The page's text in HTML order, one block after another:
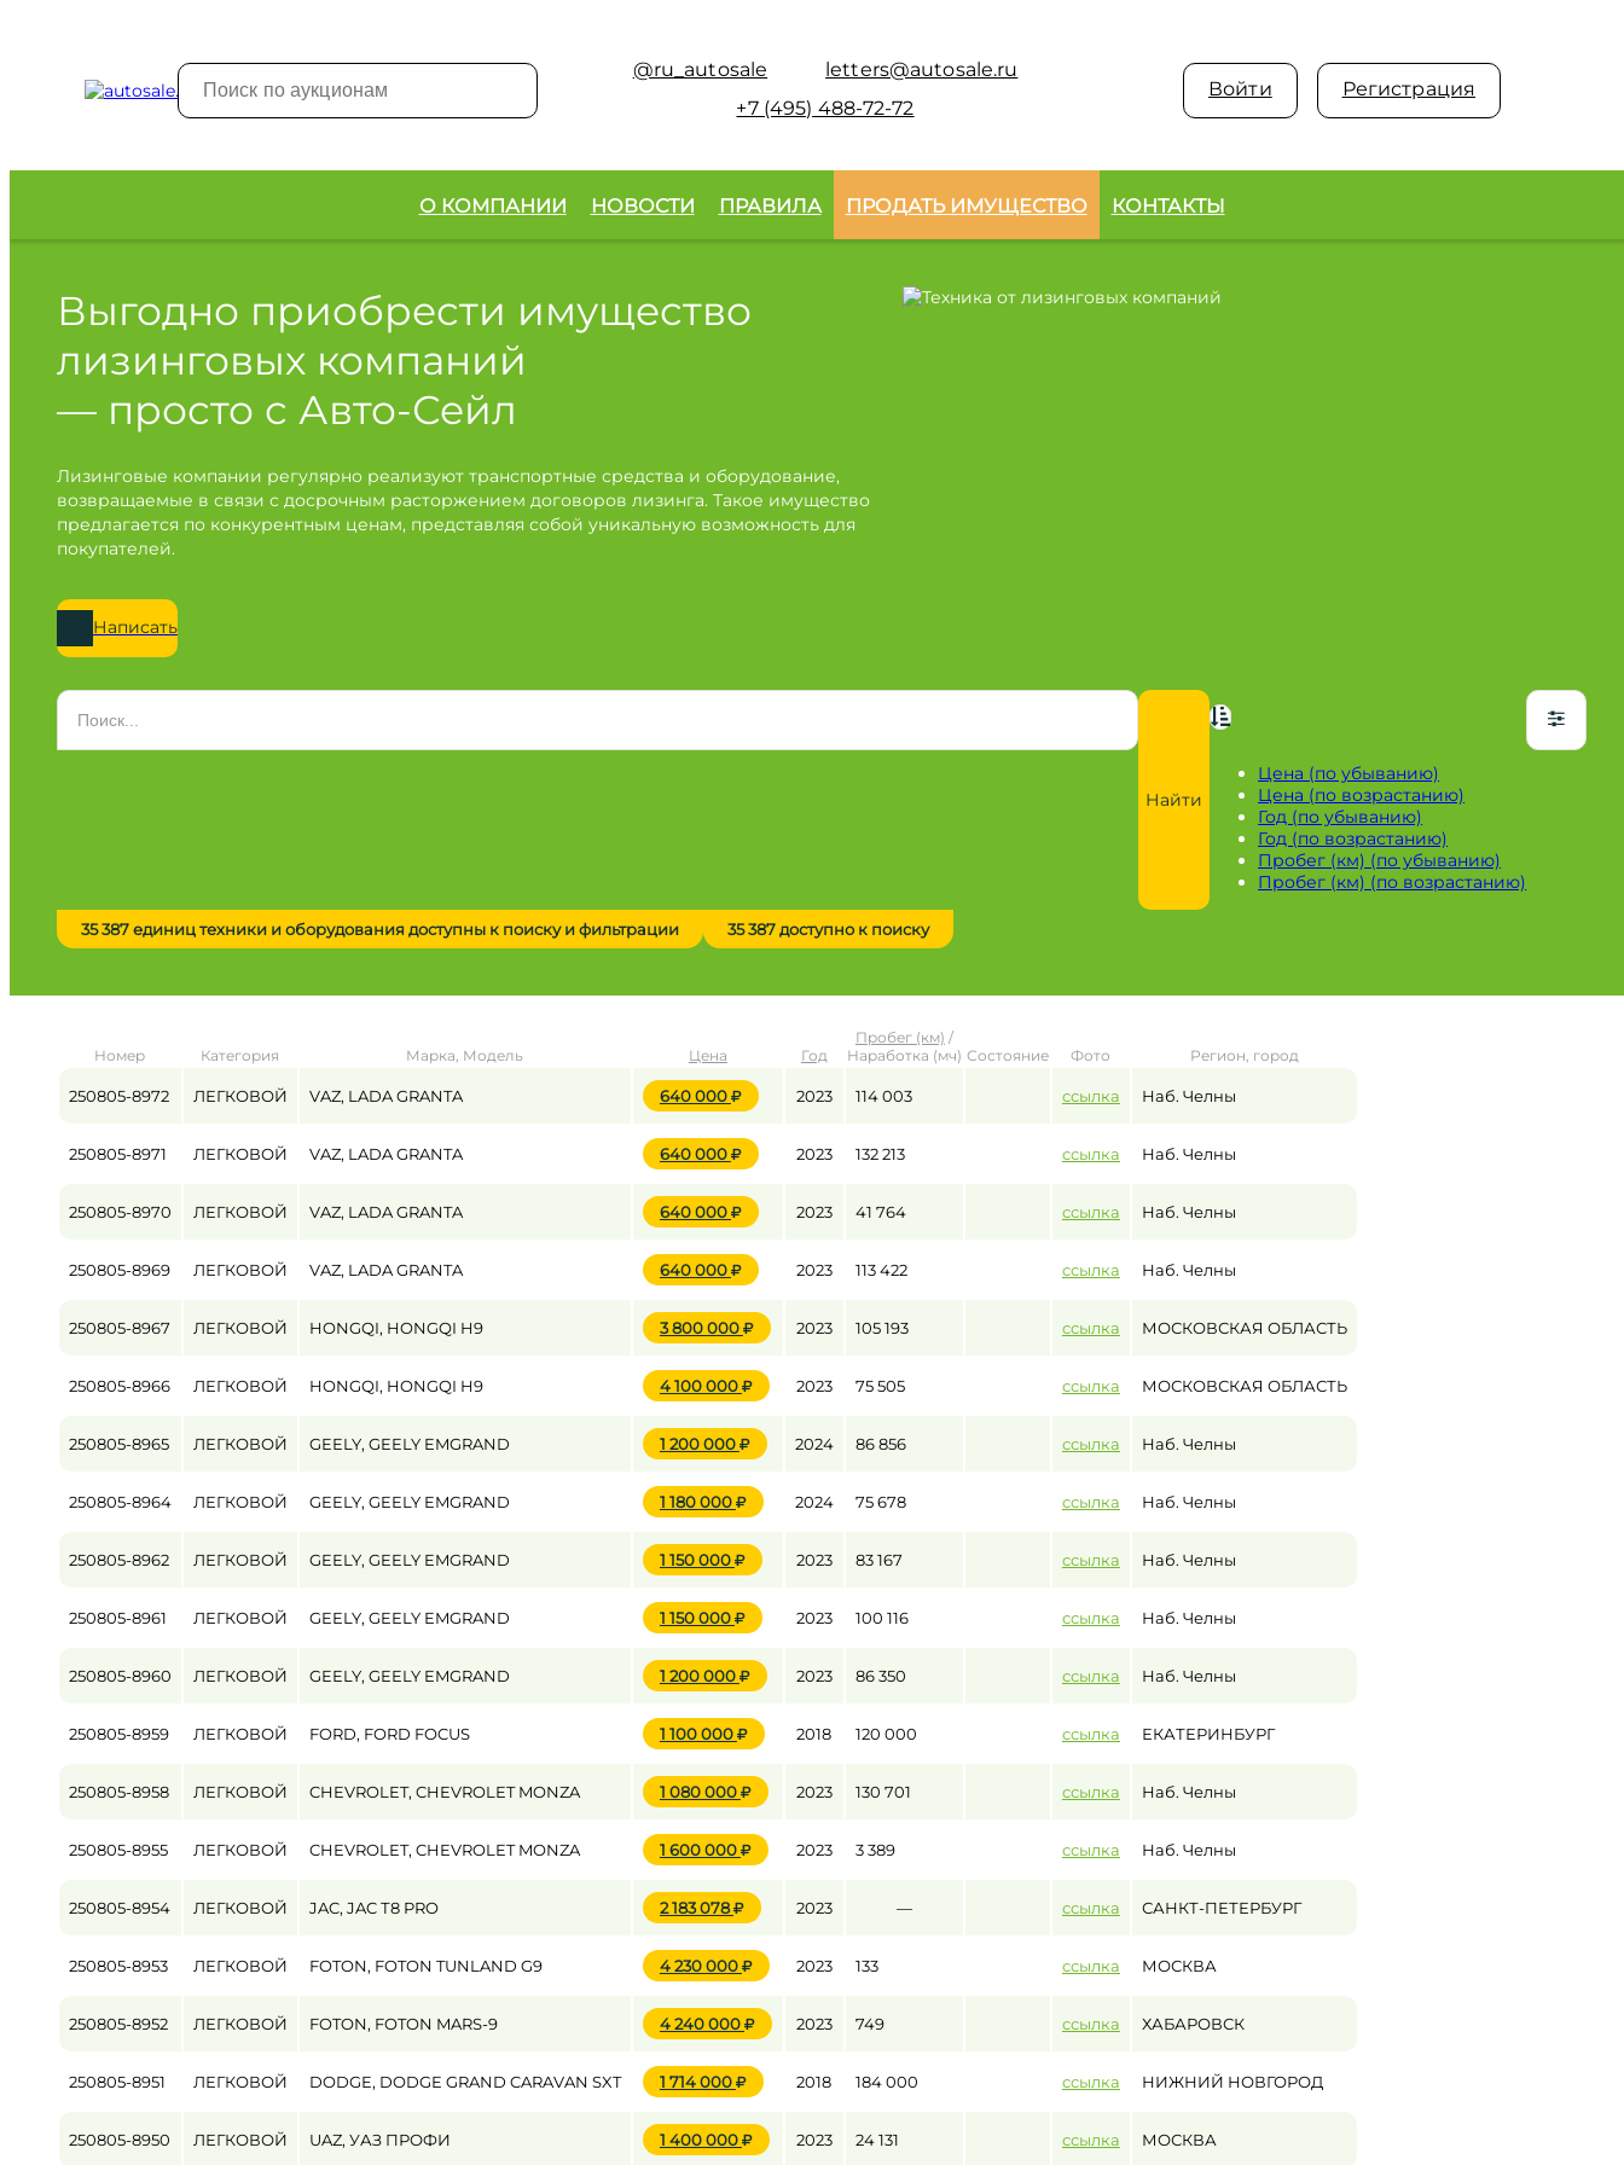
@ru_autosale
letters@autosale.ru
+7 (495) 488-72-72
Войти Регистрация
О КОМПАНИИ НОВОСТИ ПРАВИЛА ПРОДАТЬ ИМУЩЕСТВО КОНТАКТЫ
Выгодно приобрести имущество
лизинговых компаний
— просто с Авто-Сейл
Лизинговые компании регулярно реализуют транспортные средства и оборудование,
возвращаемые в связи с досрочным расторжением договоров лизинга. Такое имущество
предлагается по конкурентным ценам, представляя собой уникальную возможность для
покупателей.
Написать
Сначала выберите марку
Город / регион
от до
Цена
Найти
Цена (по убыванию)
Цена (по возрастанию)
Год (по убыванию)
Год (по возрастанию)
Пробег (км) (по убыванию)
Пробег (км) (по возрастанию)
35 387 единиц техники и оборудования доступны к поиску и фильтрации 35 387 доступно к поиску
Номер Категория Марка, Модель Цена Год
Пробег (км) /
Наработка (мч) Состояние Фото Регион, город
250805-8972 ЛЕГКОВОЙ VAZ, LADA GRANTA 640 000 2023 114 003 ссылка Наб. Челны
250805-8971 ЛЕГКОВОЙ VAZ, LADA GRANTA 640 000 2023 132 213 ссылка Наб. Челны
250805-8970 ЛЕГКОВОЙ VAZ, LADA GRANTA 640 000 2023 41 764 ссылка Наб. Челны
250805-8969 ЛЕГКОВОЙ VAZ, LADA GRANTA 640 000 2023 113 422 ссылка Наб. Челны
250805-8967 ЛЕГКОВОЙ HONGQI, HONGQI H9 3 800 000 2023 105 193 ссылка МОСКОВСКАЯ ОБЛАСТЬ
250805-8966 ЛЕГКОВОЙ HONGQI, HONGQI H9 4 100 000 2023 75 505 ссылка МОСКОВСКАЯ ОБЛАСТЬ
250805-8965 ЛЕГКОВОЙ GEELY, GEELY EMGRAND 1 200 000 2024 86 856 ссылка Наб. Челны
250805-8964 ЛЕГКОВОЙ GEELY, GEELY EMGRAND 1 180 000 2024 75 678 ссылка Наб. Челны
250805-8962 ЛЕГКОВОЙ GEELY, GEELY EMGRAND 1 150 000 2023 83 167 ссылка Наб. Челны
250805-8961 ЛЕГКОВОЙ GEELY, GEELY EMGRAND 1 150 000 2023 100 116 ссылка Наб. Челны
250805-8960 ЛЕГКОВОЙ GEELY, GEELY EMGRAND 1 200 000 2023 86 350 ссылка Наб. Челны
250805-8959 ЛЕГКОВОЙ FORD, FORD FOCUS 1 100 000 2018 120 000 ссылка ЕКАТЕРИНБУРГ
250805-8958 ЛЕГКОВОЙ CHEVROLET, CHEVROLET MONZA 1 080 000 2023 130 701 ссылка Наб. Челны
250805-8955 ЛЕГКОВОЙ CHEVROLET, CHEVROLET MONZA 1 600 000 2023 3 389 ссылка Наб. Челны
250805-8954 ЛЕГКОВОЙ JAC, JAC Т8 PRO 2 183 078 2023 — ссылка САНКТ-ПЕТЕРБУРГ
250805-8953 ЛЕГКОВОЙ FOTON, FOTON TUNLAND G9 4 230 000 2023 133 ссылка МОСКВА
250805-8952 ЛЕГКОВОЙ FOTON, FOTON MARS-9 4 240 000 2023 749 ссылка ХАБАРОВСК
250805-8951 ЛЕГКОВОЙ DODGE, DODGE GRAND CARAVAN SXT 1 714 000 2018 184 000 ссылка НИЖНИЙ НОВГОРОД
250805-8950 ЛЕГКОВОЙ UAZ, УАЗ ПРОФИ 1 400 000 2023 24 131 ссылка МОСКВА